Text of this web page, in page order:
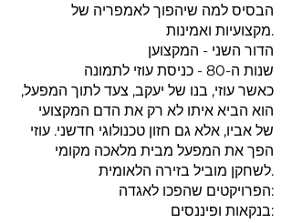
הבסיס למה שיהפוך לאמפריה של
מקצועיות ואמינות.
הדור השני - המקצוען
שנות ה-80 - כניסת עוזי לתמונה
כאשר עוזי, בנו של יעקב, צעד לתוך המפעל,
הוא הביא איתו לא רק את הדם המקצועי
של אביו, אלא גם חזון טכנולוגי חדשני. עוזי
הפך את המפעל מבית מלאכה מקומי
לשחקן מוביל בזירה הלאומית.
הפרויקטים שהפכו לאגדה:
בנקאות ופיננסים: